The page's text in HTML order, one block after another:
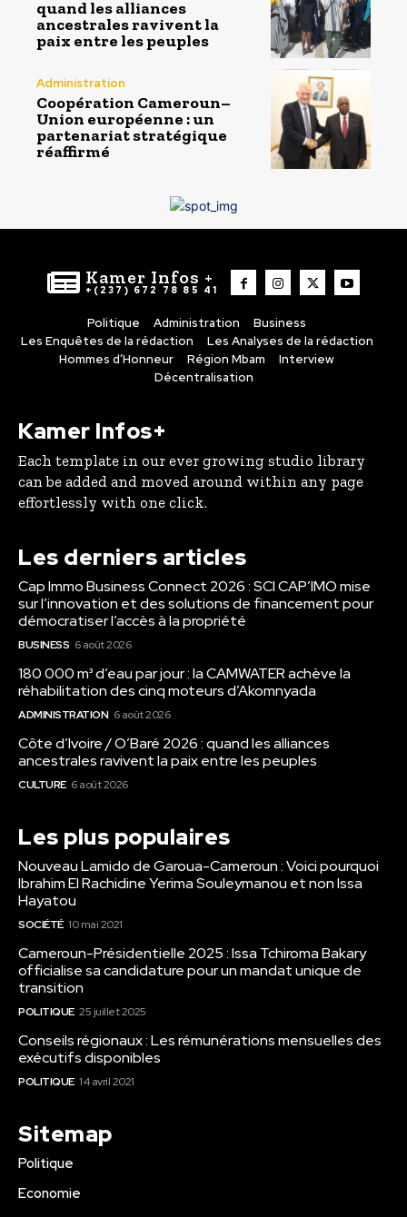
quand les alliances
ancestrales ravivent la
paix entre les peuples
Administration
Coopération Cameroun–
Union européenne : un
partenariat stratégique
réaffirmé
Kamer Infos +
+(237) 672 78 85 41
Politique Administration
Business
Les Enquêtes de la rédaction
Les Analyses de la rédaction
Hommes d’Honneur
Région Mbam
Interview
Décentralisation
Kamer Infos+
Each template in our ever growing studio library
can be added and moved around within any page
effortlessly with one click.
Les derniers articles
Cap Immo Business Connect 2026 : SCI CAP’IMO mise
sur l’innovation et des solutions de financement pour
démocratiser l’accès à la propriété
BUSINESS 6 août 2026
180 000 m³ d’eau par jour : la CAMWATER achève la
réhabilitation des cinq moteurs d’Akomnyada
ADMINISTRATION 6 août 2026
Côte d’Ivoire / O’Baré 2026 : quand les alliances
ancestrales ravivent la paix entre les peuples
CULTURE 6 août 2026
Les plus populaires
Nouveau Lamido de Garoua-Cameroun : Voici pourquoi
Ibrahim El Rachidine Yerima Souleymanou et non Issa
Hayatou
SOCIÉTÉ 10 mai 2021
Cameroun-Présidentielle 2025 : Issa Tchiroma Bakary
officialise sa candidature pour un mandat unique de
transition
POLITIQUE 25 juillet 2025
Conseils régionaux : Les rémunérations mensuelles des
exécutifs disponibles
POLITIQUE 14 avril 2021
Sitemap
Politique
Economie